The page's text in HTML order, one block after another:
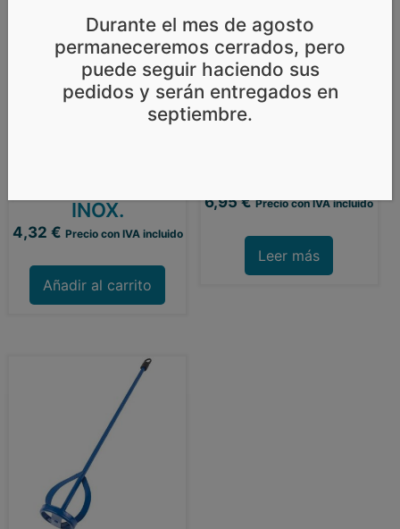
INOX.
4,32 € Precio con IVA incluido
Añadir al carrito
BATIDOR
6,95€ Precio con IVA incluido
Leer más
Durante el mes de agosto
permaneceremos cerrados, pero
puede seguir haciendo sus
pedidos y serán entregados en
septiembre.